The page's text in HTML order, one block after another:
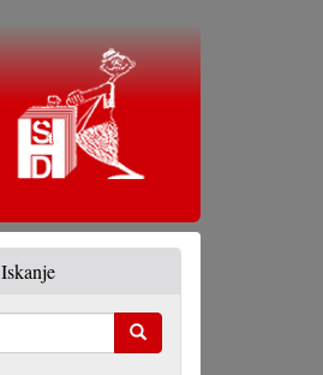
Iskanje